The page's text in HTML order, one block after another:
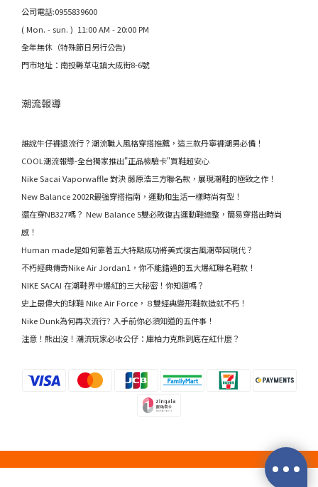
公司電話:0955839600
( Mon. - sun. ) 11:00 AM - 20:00 PM
全年無休（特殊節日另行公告)
門市地址：南投縣草屯鎮大成街8-6號
潮流報導
誰說牛仔褲退流行？潮流職人風格穿搭推薦，這三款丹寧褲潮男必備！
COOL潮流報導-全台獨家推出"正品檢驗卡"買鞋超安心
Nike Sacai Vaporwaffle 對決 藤原浩三方聯名款，展現潮鞋的極致之作！
New Balance 2002R最強穿搭指南，運動和生活一樣時尚有型！
還在穿NB327嗎？ New Balance 5雙必敗復古運動鞋總整，簡易穿搭出時尚
感！
Human made是如何靠著五大特點成功將美式復古風潮帶回現代？
不朽經典傳奇Nike Air Jordan1，你不能錯過的五大爆紅聯名鞋款！
NIKE SACAI 在潮鞋界中爆紅的三大秘密！你知道嗎？
史上最偉大的球鞋 Nike Air Force，８雙經典變形鞋款造就不朽！
Nike Dunk為何再次流行? 入手前你必須知道的五件事！
注意！熊出沒！潮流玩家必收公仔：庫柏力克熊到底在紅什麼？